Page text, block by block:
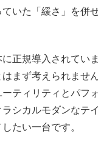
いた「緩さ」を併
正規導入されてい
まず考えられませ
ティリティとパフ
シカルモダンなテ
たい一台です。